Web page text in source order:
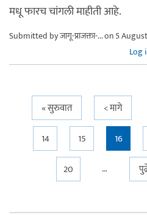
मधू फारच चांगली माहीती आहे.
Submitted byजागू-प्राजक्ता-...on 5
Log
Pages« सुरुवात < मागे
14
15 16
20
…